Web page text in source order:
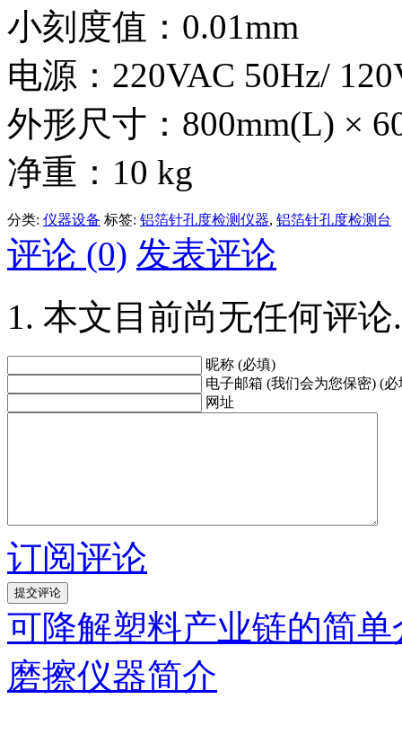
小刻度值：0.01mm
电源：220VAC 50Hz/
外形尺寸：800mm(L) ×
净重：10 kg
分类: 仪器设备 标签: 铝箔针孔度检测仪器, 铝箔针孔度检测台
评论 (0) 发表评论
本文目前尚无任何评论.
昵称 (必填)
电子邮箱 (我们会为您保密) (必
网址
订阅评论
可降解塑料产业链的简单
磨擦仪器简介